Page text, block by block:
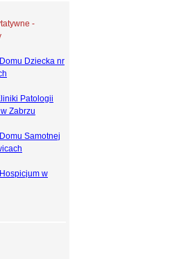
-
Dziecka nr
Patologii
Zabrzu
Samotnej
w